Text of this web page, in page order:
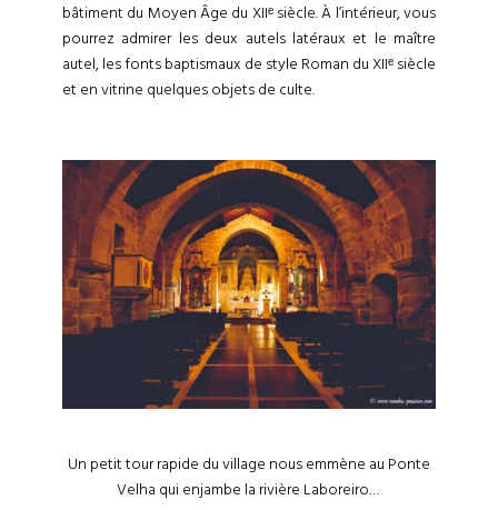
bâtiment du Moyen Âge du XIIᵉ siècle. À l’intérieur, vous
pourrez admirer les deux autels latéraux et le maître
autel, les fonts baptismaux de style Roman du XIIᵉ siècle
et en vitrine quelques objets de culte.
Un petit tour rapide du village nous emmène au Ponte
Velha qui enjambe la rivière Laboreiro… ⁣